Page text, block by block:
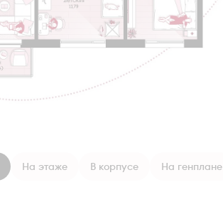
На этаже В корпусе На генплане